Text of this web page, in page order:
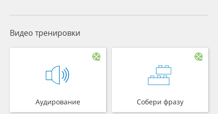
Видео тренировки
Аудирование Собери фразу